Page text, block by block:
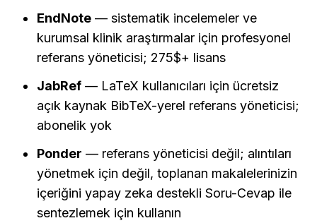
EndNote — sistematik incelemeler ve
kurumsal klinik araştırmalar için profesyonel
referans yöneticisi; 275$+ lisans
JabRef — LaTeX kullanıcıları için ücretsiz
açık kaynak BibTeX-yerel referans yöneticisi;
abonelik yok
Ponder — referans yöneticisi değil; alıntıları
yönetmek için değil, toplanan makalelerinizin
içeriğini yapay zeka destekli Soru-Cevap ile
sentezlemek için kullanın